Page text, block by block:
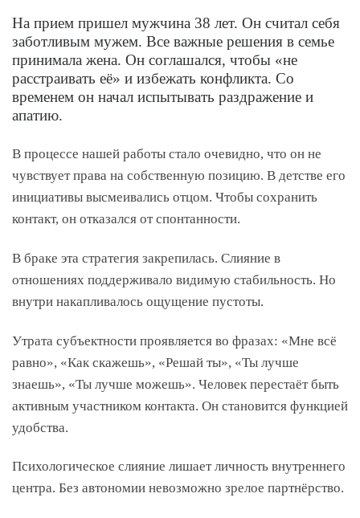
На прием пришел мужчина 38 лет. Он считал себя
заботливым мужем. Все важные решения в семье
принимала жена. Он соглашался, чтобы «не
расстраивать её» и избежать конфликта. Со
временем он начал испытывать раздражение и
апатию.
В процессе нашей работы стало очевидно, что он не
чувствует права на собственную позицию. В детстве его
инициативы высмеивались отцом. Чтобы сохранить
контакт, он отказался от спонтанности.
В браке эта стратегия закрепилась. Слияние в
отношениях поддерживало видимую стабильность. Но
внутри накапливалось ощущение пустоты.
Утрата субъектности проявляется во фразах: «Мне всё
равно», «Как скажешь», «Решай ты», «Ты лучше
знаешь», «Ты лучше можешь». Человек перестаёт быть
активным участником контакта. Он становится функцией
удобства.
Психологическое слияние лишает личность внутреннего
центра. Без автономии невозможно зрелое партнёрство.